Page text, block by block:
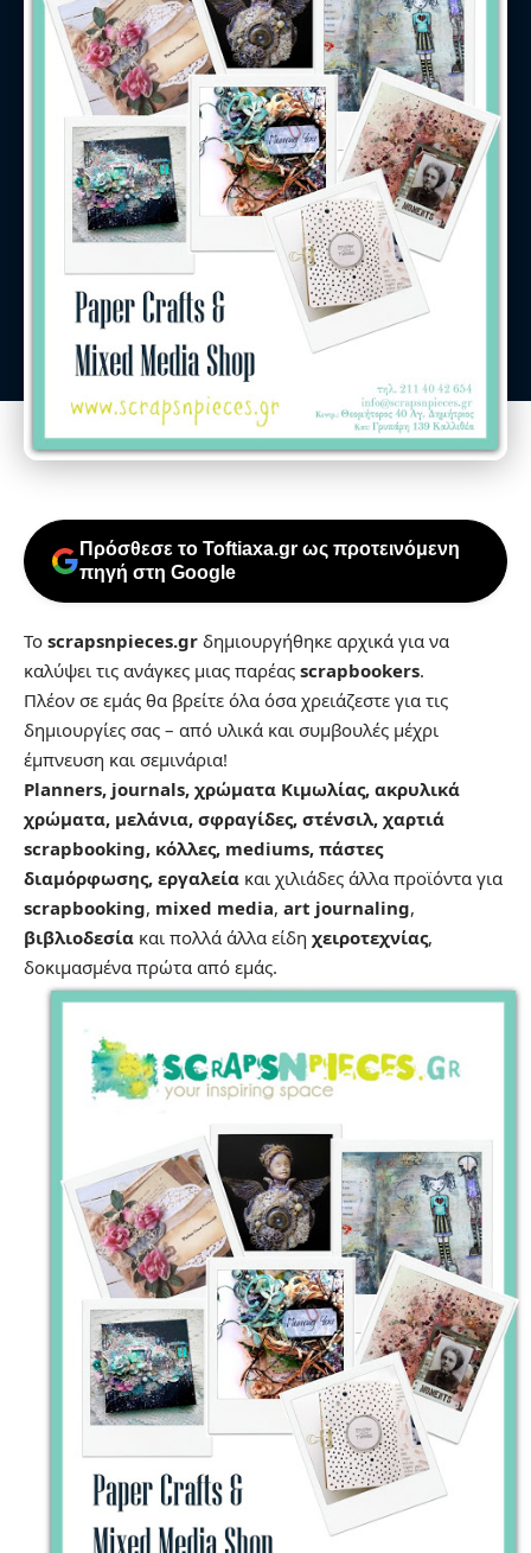
Πρόσθεσε το Toftiaxa.gr ως προτεινόμενη
πηγή στη Google
Το scrapsnpieces.gr δημιουργήθηκε αρχικά για να
καλύψει τις ανάγκες μιας παρέας scrapbookers.
Πλέον σε εμάς θα βρείτε όλα όσα χρειάζεστε για τις
δημιουργίες σας – από υλικά και συμβουλές μέχρι
έμπνευση και σεμινάρια!
Planners, journals, χρώματα Κιμωλίας, ακρυλικά
χρώματα, μελάνια, σφραγίδες, στένσιλ, χαρτιά
scrapbooking, κόλλες, mediums, πάστες
διαμόρφωσης, εργαλεία και χιλιάδες άλλα προϊόντα για
scrapbooking, mixed media, art journaling,
βιβλιοδεσία και πολλά άλλα είδη χειροτεχνίας,
δοκιμασμένα πρώτα από εμάς.